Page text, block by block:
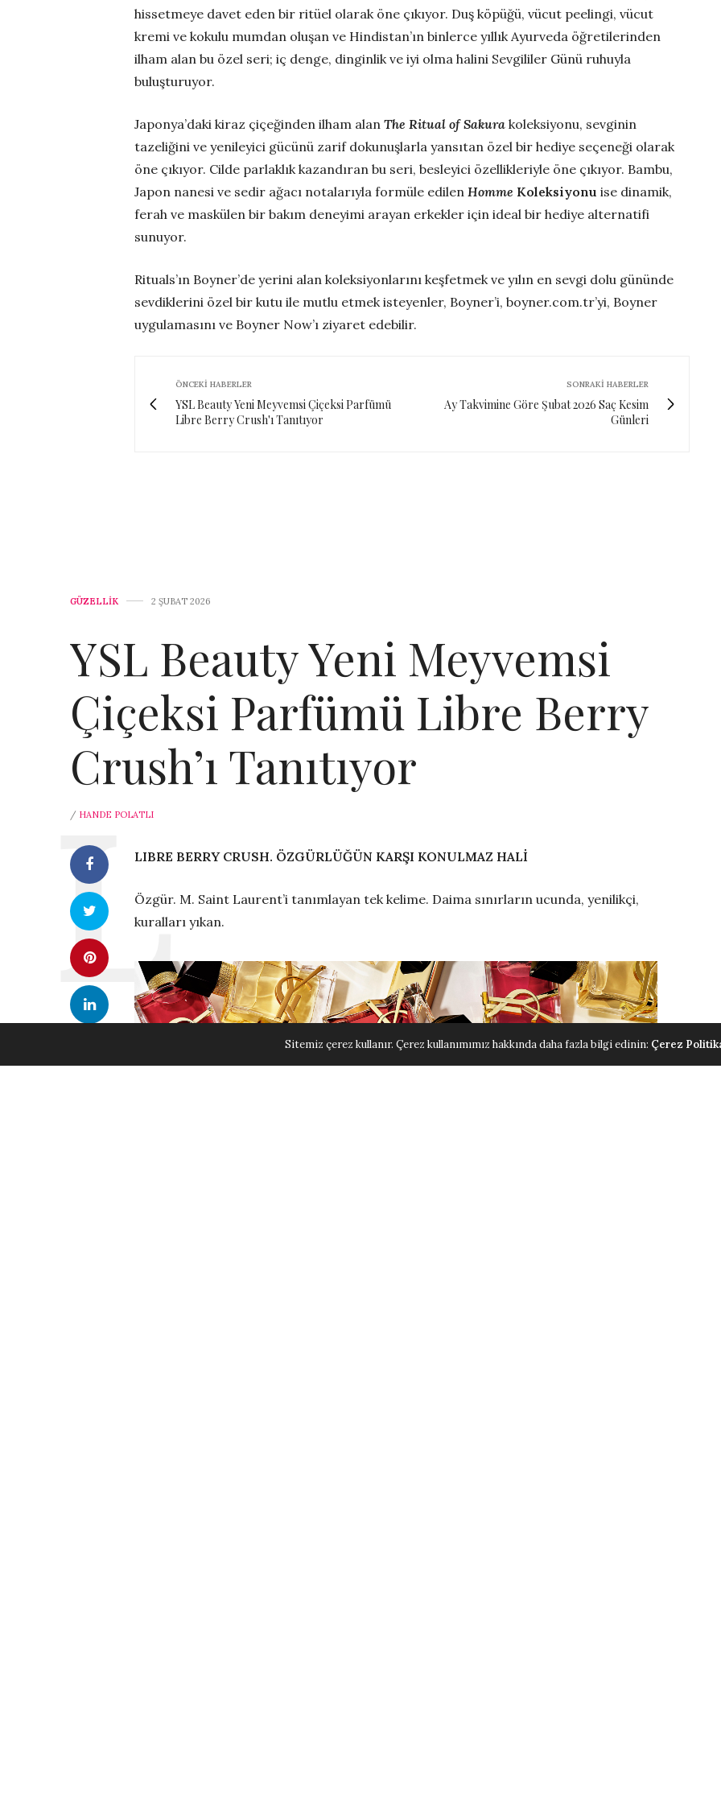
hissetmeye davet eden bir ritüel olarak öne çıkıyor. Duş köpüğü, vücut peelingi, vücut
kremi ve kokulu mumdan oluşan ve Hindistan’ın binlerce yıllık Ayurveda öğretilerinden
ilham alan bu özel seri; iç denge, dinginlik ve iyi olma halini Sevgililer Günü ruhuyla
buluşturuyor.
Japonya’daki kiraz çiçeğinden ilham alan The Ritual of Sakura koleksiyonu, sevginin
tazeliğini ve yenileyici gücünü zarif dokunuşlarla yansıtan özel bir hediye seçeneği olarak
öne çıkıyor. Cilde parlaklık kazandıran bu seri, besleyici özellikleriyle öne çıkıyor. Bambu,
Japon nanesi ve sedir ağacı notalarıyla formüle edilen Homme Koleksiyonu ise dinamik,
ferah ve maskülen bir bakım deneyimi arayan erkekler için ideal bir hediye alternatifi
sunuyor.
Rituals’ın Boyner’de yerini alan koleksiyonlarını keşfetmek ve yılın en sevgi dolu gününde
sevdiklerini özel bir kutu ile mutlu etmek isteyenler, Boyner’i, boyner.com.tr’yi, Boyner
uygulamasını ve Boyner Now’ı ziyaret edebilir.
ÖNCEKI HABERLER
YSL Beauty Yeni Meyvemsi Çiçeksi Parfümü
Libre Berry Crush'ı Tanıtıyor
SONRAKI HABERLER
Ay Takvimine Göre Şubat 2026 Saç Kesim
Günleri
GÜZELLİK 2 ŞUBAT 2026
YSL Beauty Yeni Meyvemsi
Çiçeksi Parfümü Libre Berry
Crush’ı Tanıtıyor
/ HANDE POLATLI
LIBRE BERRY CRUSH. ÖZGÜRLÜĞÜN KARŞI KONULMAZ HALİ
Özgür. M. Saint Laurent’i tanımlayan tek kelime. Daima sınırların ucunda, yenilikçi,
kuralları yıkan.
Sitemiz çerez kullanır. Çerez kullanımımız hakkında daha fazla bilgi edinin: Çerez